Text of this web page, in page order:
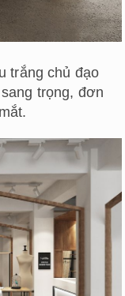
trắng chủ đạo
trọng, đơn